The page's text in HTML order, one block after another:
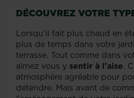
DÉCOUVREZ VOTRE
Lorsqu’il fait plus chaud en
plus de temps dans votre
terrasse. Tout comme dans
aimez vous y sentir à l’aise.
atmosphère agréable pour
détendre. Mais avant de